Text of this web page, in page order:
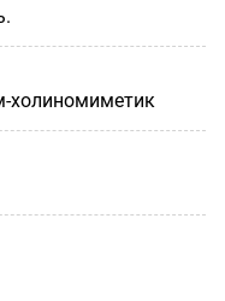
холиномиметик